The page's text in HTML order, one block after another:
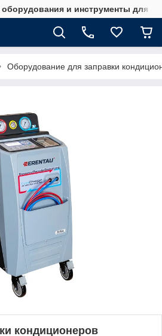
и инструменты для
Оборудование для заправки
кондиционеров